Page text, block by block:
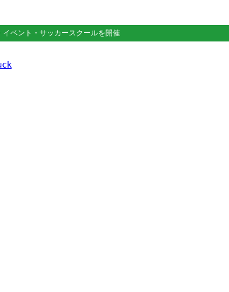
イベント・サッカースクールを開催